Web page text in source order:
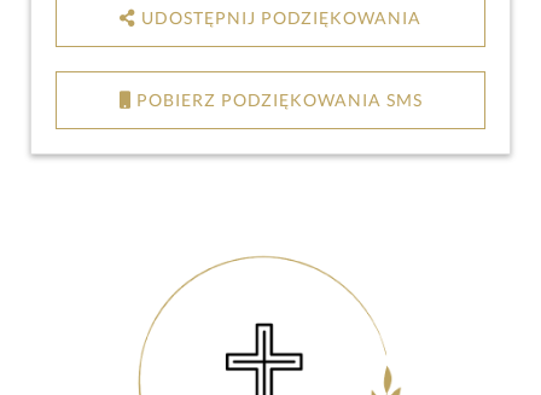
UDOSTĘPNIJ PODZIĘKOWANIA
POBIERZ PODZIĘKOWANIA SMS